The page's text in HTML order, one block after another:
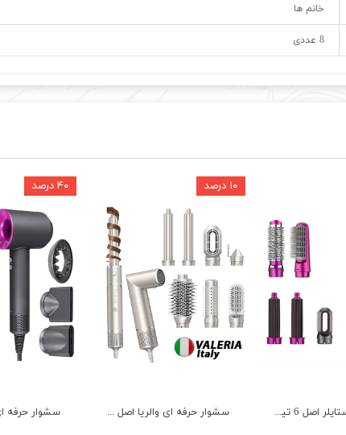
خانم ها
8 عددی
۴۰ درصد
سشوار حرفه ای والریا اصل 8 تیکه با گارانتی مدل دایسون Valeria
۱۰ درصد
سشوار ایر استایلر اصل 6 تیکه با 2 سایز فر کننده مدل دایسون Air Styler